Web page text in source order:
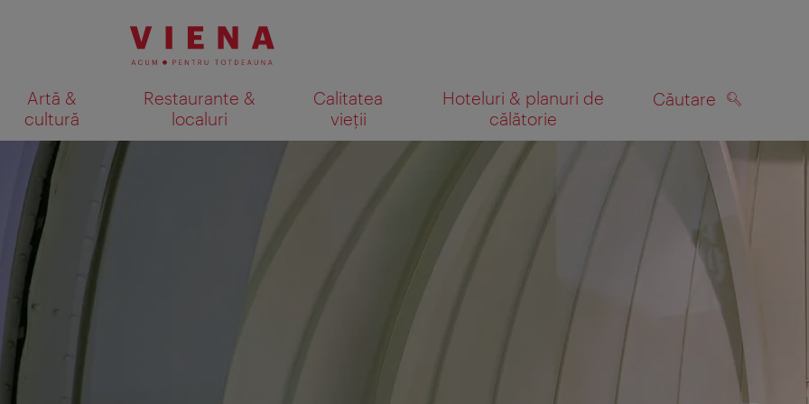
Artă &
cultură
Restaurante &
localuri
Calitatea
vieții
Hoteluri & planuri de
călătorie
Căutare
CĂUTARE